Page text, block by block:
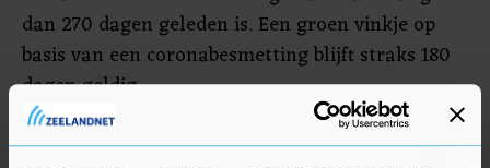
dan 270 dagen geleden is. Een groen vinkje op
basis van een coronabesmetting blijft straks 180
dagen geldig.
Volgens het Rijksinstituut voor Volksgezondheid